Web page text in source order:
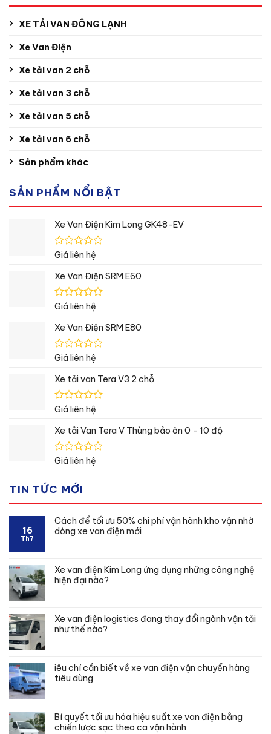
XE TẢI VAN ĐÔNG LẠNH
Xe Van Điện
Xe tải van 2 chỗ
Xe tải van 3 chỗ
Xe tải van 5 chỗ
Xe tải van 6 chỗ
Sản phẩm khác
SẢN PHẨM NỔI BẬT
Xe Van Điện Kim Long GK48-EV
Được
hạng
5
sao
Giá liên hệ
Xe Van Điện SRM E60
Được
hạng
5
sao
Giá liên hệ
Xe Van Điện SRM E80
Được
hạng
5
sao
Giá liên hệ
Xe tải van Tera V3 2 chỗ
Được
hạng
5
sao
Giá liên hệ
Xe tải Van Tera V Thùng bảo ôn 0 - 10 độ
Được
0
Giá liên hệ
TIN TỨC MỚI
16
Th7
Cách để tối ưu 50% chi phí vận hành kho vận nhờ
dòng xe van điện mới
Xe van điện Kim Long ứng dụng những công nghệ
hiện đại nào?
Xe van điện logistics đang thay đổi ngành vận tải
như thế nào?
iêu chí cần biết về xe van điện vận chuyển hàng
tiêu dùng
Bí quyết tối ưu hóa hiệu suất xe van điện bằng
chiến lược sạc theo ca vận hành